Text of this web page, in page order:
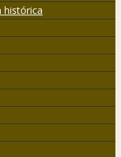
histórica